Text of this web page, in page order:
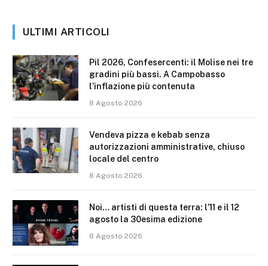
ULTIMI ARTICOLI
Pil 2026, Confesercenti: il Molise nei tre
gradini più bassi. A Campobasso
l’inflazione più contenuta
8 Agosto 2026
Vendeva pizza e kebab senza
autorizzazioni amministrative, chiuso
locale del centro
8 Agosto 2026
Noi… artisti di questa terra: l’11 e il 12
agosto la 30esima edizione
8 Agosto 2026